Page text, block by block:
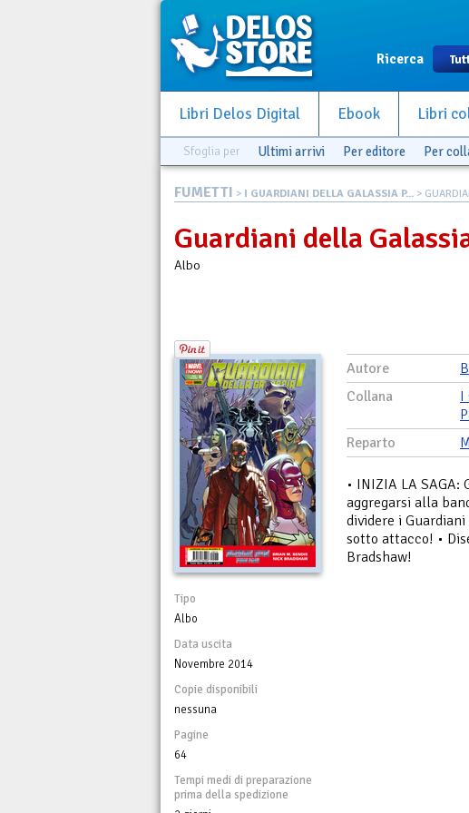
Ricerca
Libri Delos Digital Ebook Libri
Sfoglia per Ultimi arrivi Per editore Per
FUMETTI > I GUARDIANI DELLA GALASSIA P... >
Guardiani della
Albo
Tipo
Albo
Data uscita
Novembre 2014
Copie disponibili
nessuna
Pagine
64
Tempi medi di preparazione
prima della spedizione
Autore
Collana
I
Reparto
• INIZIA LA
aggregarsi alla
dividere i
sotto attacco! •
Bradshaw!